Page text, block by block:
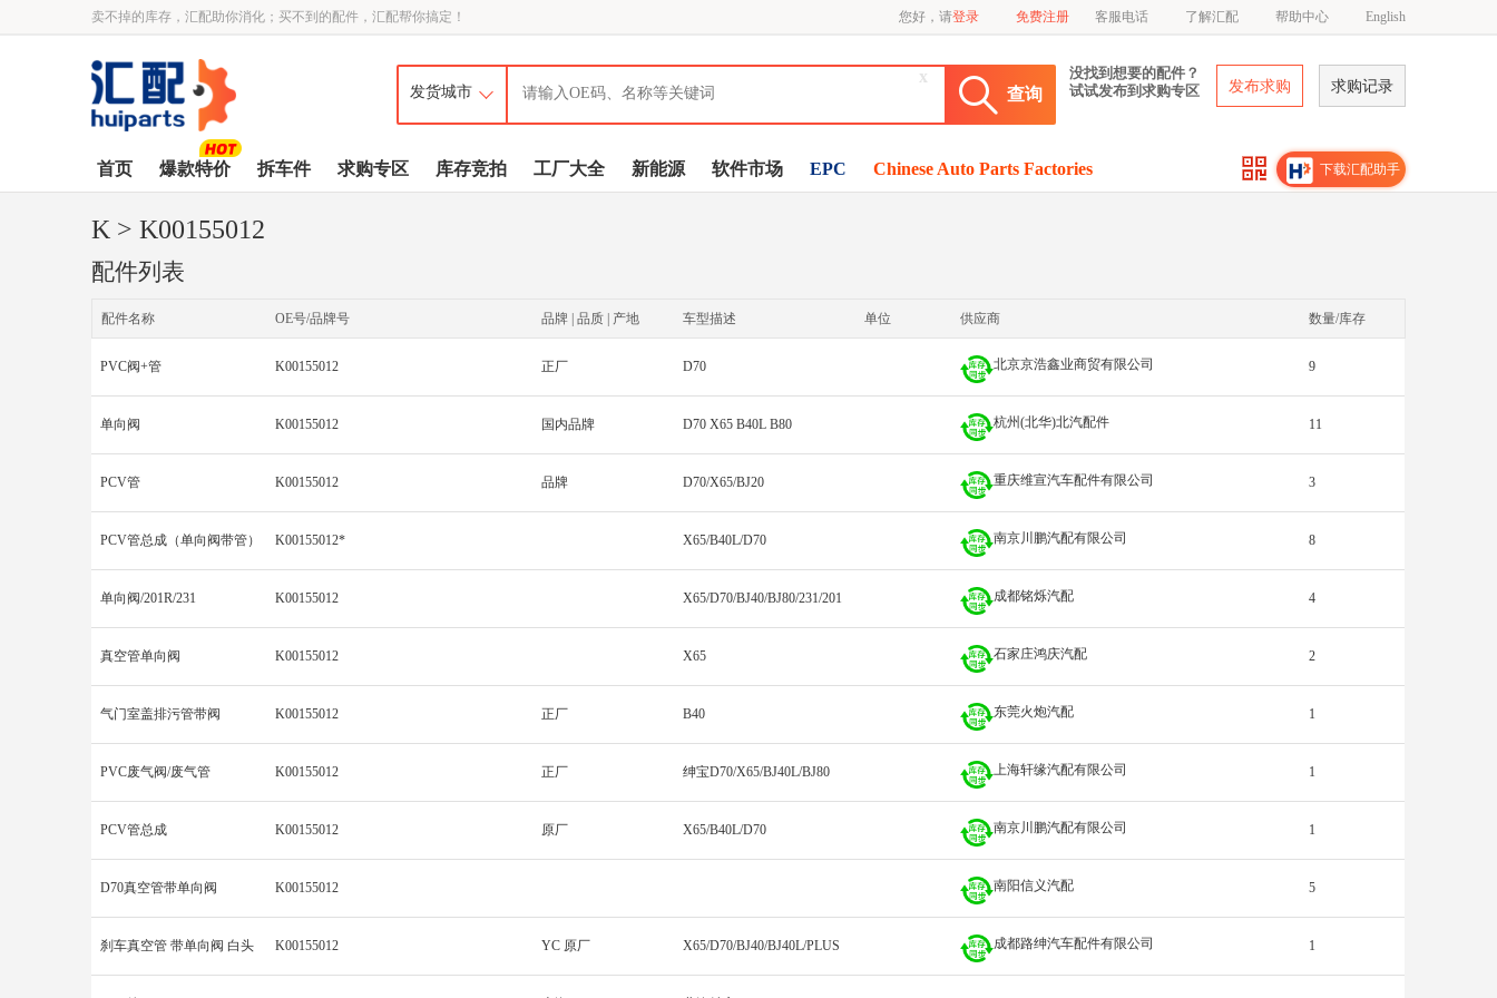
卖不掉的库存，汇配助你消化；买不到的配件，汇配帮你搞定！ 您好，请登录 免费注册 客服电话 了解汇配 帮助中心 English
查询
x
没找到想要的配件？
试试发布到求购专区
发布求购 求购记录
首页 爆款特价 拆车件 求购专区 库存竞拍 工厂大全 新能源 软件市场 EPC Chinese Auto Parts Factories 下载汇配助手
K > K00155012
配件列表
配件名称 OE号/品牌号 品牌 | 品质 | 产地 车型描述 单位 供应商 数量/库存
PVC阀+管 K00155012 正厂 D70 北京京浩鑫业商贸有限公司 9
单向阀 K00155012 国内品牌 D70 X65 B40L B80 杭州(北华)北汽配件 11
PCV管 K00155012 品牌 D70/X65/BJ20 重庆维宣汽车配件有限公司 3
PCV管总成（单向阀带管） K00155012* X65/B40L/D70 南京川鹏汽配有限公司 8
单向阀/201R/231 K00155012 X65/D70/BJ40/BJ80/231/201 成都铭烁汽配 4
真空管单向阀 K00155012 X65 石家庄鸿庆汽配 2
气门室盖排污管带阀 K00155012 正厂 B40 东莞火炮汽配 1
PVC废气阀/废气管 K00155012 正厂 绅宝D70/X65/BJ40L/BJ80 上海轩缘汽配有限公司 1
PCV管总成 K00155012 原厂 X65/B40L/D70 南京川鹏汽配有限公司 1
D70真空管带单向阀 K00155012 南阳信义汽配 5
刹车真空管 带单向阀 白头 K00155012 YC 原厂 X65/D70/BJ40/BJ40L/PLUS 成都路绅汽车配件有限公司 1